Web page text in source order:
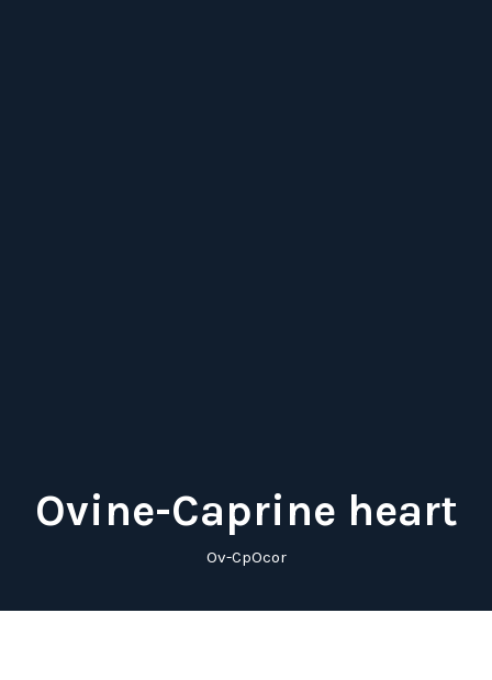
Ovine-Caprine heart
Ov-CpOcor